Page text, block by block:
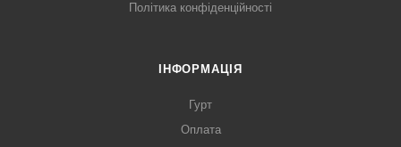
Політика конфіденційності
ІНФОРМАЦІЯ
Гурт
Оплата